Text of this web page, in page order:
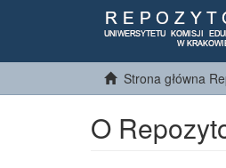
Strona główna
O